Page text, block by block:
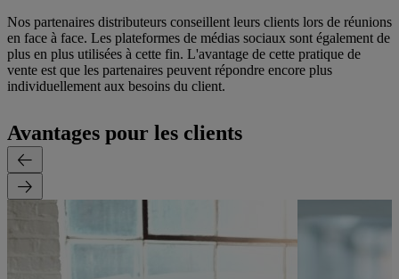
Nos partenaires distributeurs conseillent leurs clients lors de réunions
en face à face. Les plateformes de médias sociaux sont également de
plus en plus utilisées à cette fin. L'avantage de cette pratique de
vente est que les partenaires peuvent répondre encore plus
individuellement aux besoins du client.
Avantages pour les clients